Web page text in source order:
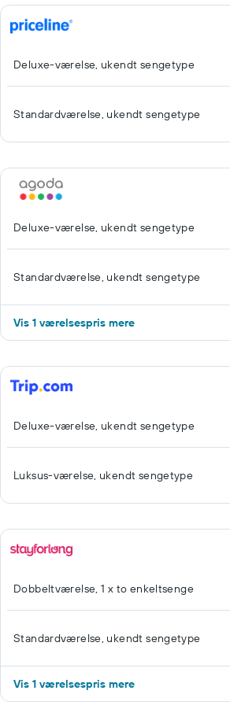
Deluxe-værelse, ukendt sengetype
Standardværelse, ukendt sengetype
Deluxe-værelse, ukendt sengetype
Standardværelse, ukendt sengetype
Vis 1 værelsespris mere
Deluxe-værelse, ukendt sengetype
Luksus-værelse, ukendt sengetype
Dobbeltværelse, 1 x to enkeltsenge
Standardværelse, ukendt sengetype
Vis 1 værelsespris mere